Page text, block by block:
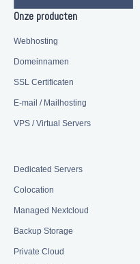
Onze producten
Webhosting
Domeinnamen
SSL Certificaten
E-mail / Mailhosting
VPS / Virtual Servers
Dedicated Servers
Colocation
Managed Nextcloud
Backup Storage
Private Cloud